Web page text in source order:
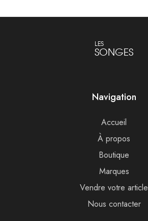
SONGES
LES
Navigation
Accueil
À propos
Boutique
Marques
Vendre votre article
Nous contacter